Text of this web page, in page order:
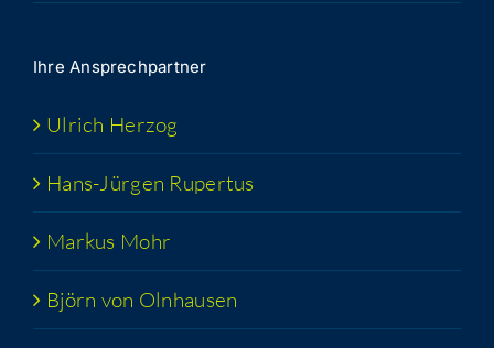
Ihre Ansprech­part­ner
Ulrich Her­zog
Hans-Jür­­gen Rupertus
Mar­kus Mohr
Björn von Olnhausen